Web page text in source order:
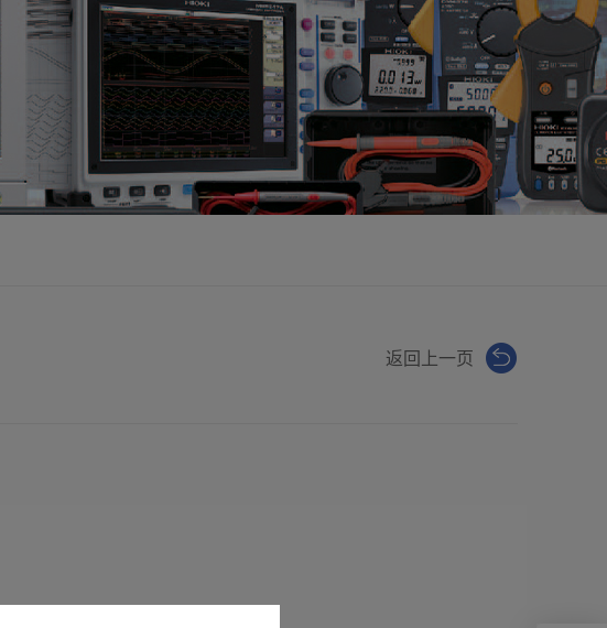
返回上一页